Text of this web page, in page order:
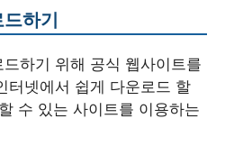
하기
하기 위해 공식 웹사이트를
터넷에서 쉽게 다운로드 할
수 있는 사이트를 이용하는